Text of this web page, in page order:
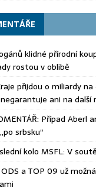
klidné přírodní
rostou v oblibě
přijdou o miliardy na
ani na další
Případ Aberl
srbsku“
kolo MSFL: V
a TOP 09 už